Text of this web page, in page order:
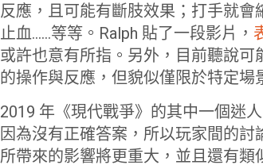
反應，且可能有斷肢效果；打手就
止血……等等。Ralph 貼了一段影片，
或許也意有所指。另外，目前聽說
的操作與反應，但貌似僅限於特定場
2019 年《現代戰爭》的其中一個迷
因為沒有正確答案，所以玩家間的
所帶來的影響將更重大，並且還有類